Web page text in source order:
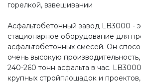
горелкой, взвешивании
Асфальтобетонный завод LB3000 -
стационарное оборудование для
асфальтобетонных смесей. Он
очень высокую
240-260 тонн асфальта в час.
крупных стройплощадок и